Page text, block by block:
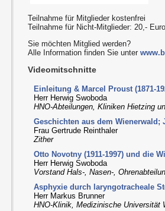
Teilnahme für Mitglieder kostenfrei
Teilnahme für Nicht-Mitglieder: 20,- Euro
Sie möchten Mitglied werden?
Alle Information finden Sie unter
Videomitschnitte
Einleitung & Marcel Proust (1871-
Herr Herwig Swoboda
HNO-Abteilungen, Kliniken Hietzing
Geschichten aus dem Wienerwald;
Frau Gertrude Reinthaler
Zither
Otto Novotny (1911-1997) und die
Herr Herwig Swoboda
Vorstand Hals-, Nasen-,
Asphyxie durch laryngotracheale
Herr Markus Brunner
HNO-Klinik, Medizinische Universität